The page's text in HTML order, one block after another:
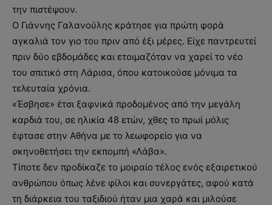
την πιστέψουν.
Ο Γιάννης Γαλανούλης κράτησε για πρώτη φορά
αγκαλιά τον γιο του πριν από έξι μέρες. Είχε παντρευτεί
πριν δύο εβδομάδες και ετοιμαζόταν να χαρεί το νέο
του σπιτικό στη Λάρισα, όπου κατοικούσε μόνιμα τα
τελευταία χρόνια.
«Έσβησε» έτσι ξαφνικά προδομένος από την μεγάλη
καρδιά του, σε ηλικία 48 ετών, χθες το πρωί μόλις
έφτασε στην Αθήνα με το λεωφορείο για να
σκηνοθετήσει την εκπομπή «Λάβα».
Τίποτε δεν προδίκαζε το μοιραίο τέλος ενός εξαιρετικού
ανθρώπου όπως λένε φίλοι και συνεργάτες, αφού κατά
τη διάρκεια του ταξιδιού ήταν μια χαρά και μιλούσε